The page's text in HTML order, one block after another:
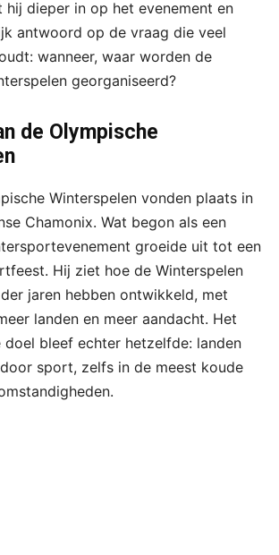
dieper in op het evenement en
antwoord op de vraag die veel
wanneer, waar worden de
georganiseerd?
de Olympische
Winterspelen vonden plaats in
Chamonix. Wat begon als een
groeide uit tot een
Hij ziet hoe de Winterspelen
jaren hebben ontwikkeld, met
landen en meer aandacht. Het
bleef echter hetzelfde: landen
sport, zelfs in de meest koude